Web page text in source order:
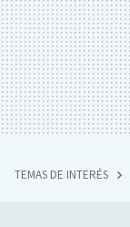
TEMAS DE INTERÉS